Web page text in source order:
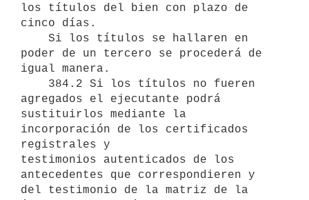
los títulos del bien con plazo de
cinco días.
poder de un tercero se procederá de
igual manera.
agregados el ejecutante podrá
sustituirlos mediante la
incorporación de los certificados
registrales y
testimonios autenticados de los
antecedentes que correspondieren y
del testimonio de la matriz de la